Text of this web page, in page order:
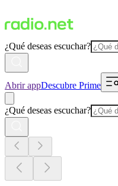
¿Qué deseas escuchar?
Abrir appDescubre Prime
¿Qué deseas escuchar?